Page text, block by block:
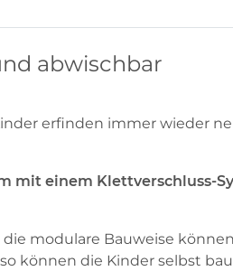
abwischbar
erfinden immer wieder
mit einem Klettverschluss-
modulare Bauweise
können die Kinder selbst